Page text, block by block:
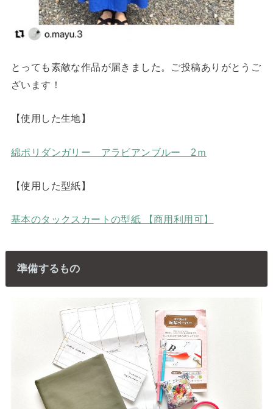
とっても素敵な作品が届きました。ご投稿ありがとうご
ざいます！
【使用した生地】
綿ポリダンガリー アラビアンブルー 2ｍ
【使用した型紙】
基本のタックスカートの型紙 【商用利用可】
準備するもの